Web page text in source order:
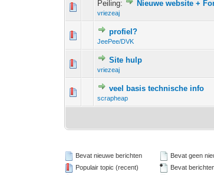
Peiling: Nieuwe website +
vriezeaj
profiel?
JeePee/DVK
Site hulp
vriezeaj
veel basis technische info
scrapheap
Bevat nieuwe berichten
Populair topic (recent)
Bevat geen
Bevat